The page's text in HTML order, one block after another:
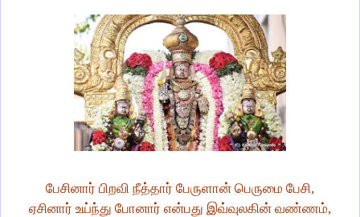
பேசினார் பிறவி நீத்தார் பேருளான் பெருமை பேசி,
ஏசினார் உய்ந்து போனார் என்பது இவ்வுலகின் வண்ணம்,